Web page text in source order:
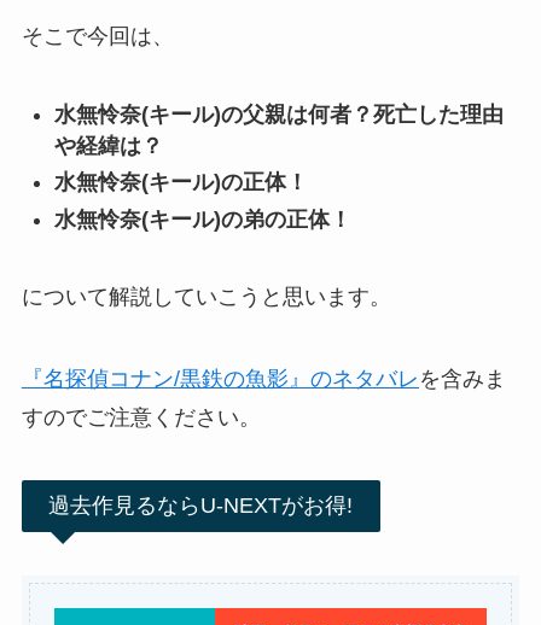
そこで今回は、
水無怜奈(キール)の父親は何者？死亡した理由
や経緯は？
水無怜奈(キール)の正体！
水無怜奈(キール)の弟の正体！
について解説していこうと思います。
『名探偵コナン/黒鉄の魚影』のネタバレ を含みま
すのでご注意ください。
過去作見るならU-NEXTがお得!